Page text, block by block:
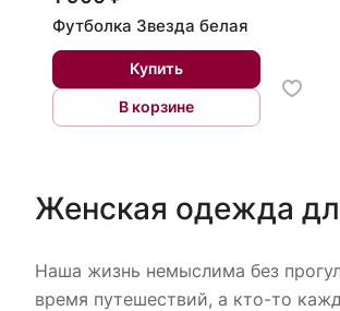
Футболка Звезда белая
Купить
В корзине
Женская одежда
Наша жизнь немыслима без
время путешествий, а кто-то